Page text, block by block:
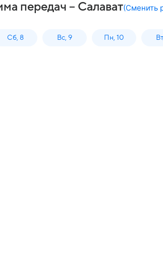
передач – Салават(Сменить
Сб, 8 Вс, 9 Пн, 10